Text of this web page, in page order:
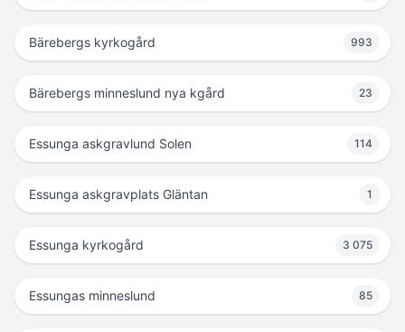
Bärebergs kyrkogård 993
Bärebergs minneslund nya kgård 23
Essunga askgravlund Solen 114
Essunga askgravplats Gläntan 1
Essunga kyrkogård 3 075
Essungas minneslund 85